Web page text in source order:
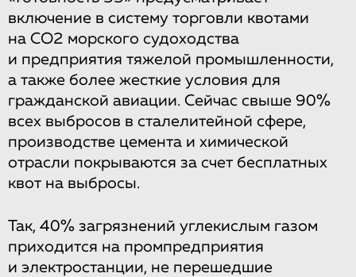
включение в систему торговли квотами
на СО2 морского судоходства
и предприятия тяжелой промышленности,
а также более жесткие условия для
гражданской авиации. Сейчас свыше 90%
всех выбросов в сталелитейной сфере,
производстве цемента и химической
отрасли покрываются за счет бесплатных
квот на выбросы.
Так, 40% загрязнений углекислым газом
приходится на промпредприятия
и электростанции, не перешедшие